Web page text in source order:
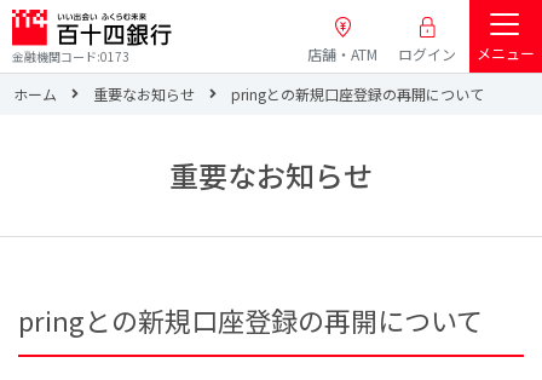
金融機関コード:0173 店舗・ATM ログイン
メニュー
ホーム
重要なお知らせ pringとの新規口座登録の再開について
重要なお知らせ
pringとの新規口座登録の再開について